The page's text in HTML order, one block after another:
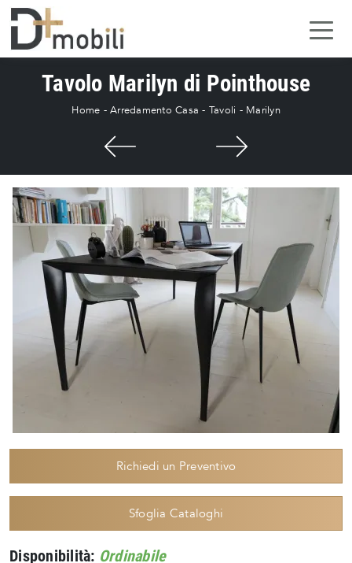
Tavolo Marilyn di Pointhouse
Home - Arredamento Casa - Tavoli - Marilyn
Richiedi un Preventivo
Sfoglia Cataloghi
Disponibilità: Ordinabile